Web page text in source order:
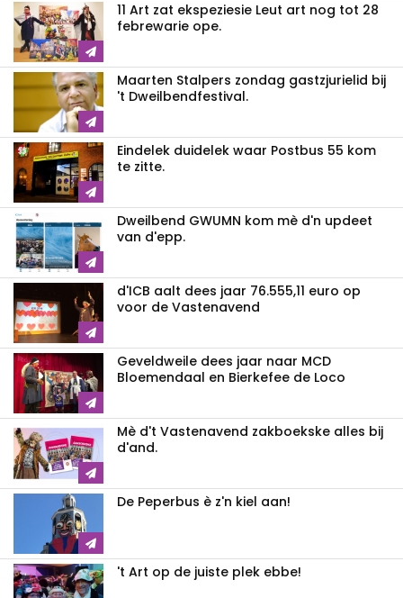
11 Art zat ekspeziesie Leut art nog tot 28
febrewarie ope.
Maarten Stalpers zondag gastzjurielid bij
't Dweilbendfestival.
Eindelek duidelek waar Postbus 55 kom
te zitte.
Dweilbend GWUMN kom mè d'n updeet
van d'epp.
d'ICB aalt dees jaar 76.555,11 euro op
voor de Vastenavend
Geveldweile dees jaar naar MCD
Bloemendaal en Bierkefee de Loco
Mè d't Vastenavend zakboekske alles bij
d'and.
De Peperbus è z'n kiel aan!
't Art op de juiste plek ebbe!